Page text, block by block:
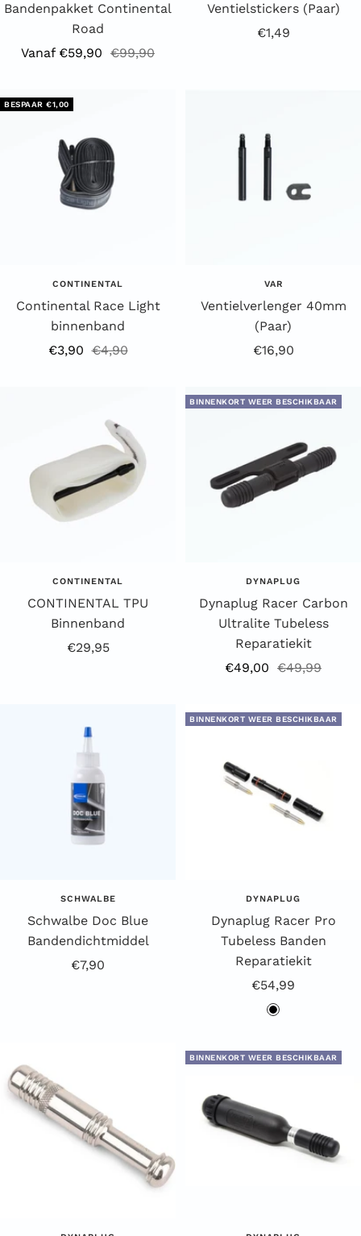
Bandenpakket Continental
Road
Aanbiedingsprijs
Vanaf €59,90 Reguliere
€99,90
Ventielstickers (Paar)
Aanbiedingsprijs
€1,49
BESPAAR €1,00
CONTINENTAL
Continental Race Light
binnenband
Aanbiedingsprijs
€3,90 Reguliere
€4,90
VAR
Ventielverlenger 40mm
(Paar)
Aanbiedingsprijs
€16,90
CONTINENTAL
CONTINENTAL TPU
Binnenband
Aanbiedingsprijs
€29,95
BINNENKORT WEER BESCHIKBAAR
DYNAPLUG
Dynaplug Racer Carbon
Ultralite Tubeless
Reparatiekit
Aanbiedingsprijs
€49,00 Reguliere
€49,99
SCHWALBE
Schwalbe Doc Blue
Bandendichtmiddel
Aanbiedingsprijs
€7,90
BINNENKORT WEER BESCHIKBAAR
DYNAPLUG
Dynaplug Racer Pro
Tubeless Banden
Reparatiekit
Aanbiedingsprijs
€54,99
z
a
BINNENKORT WEER BESCHIKBAAR